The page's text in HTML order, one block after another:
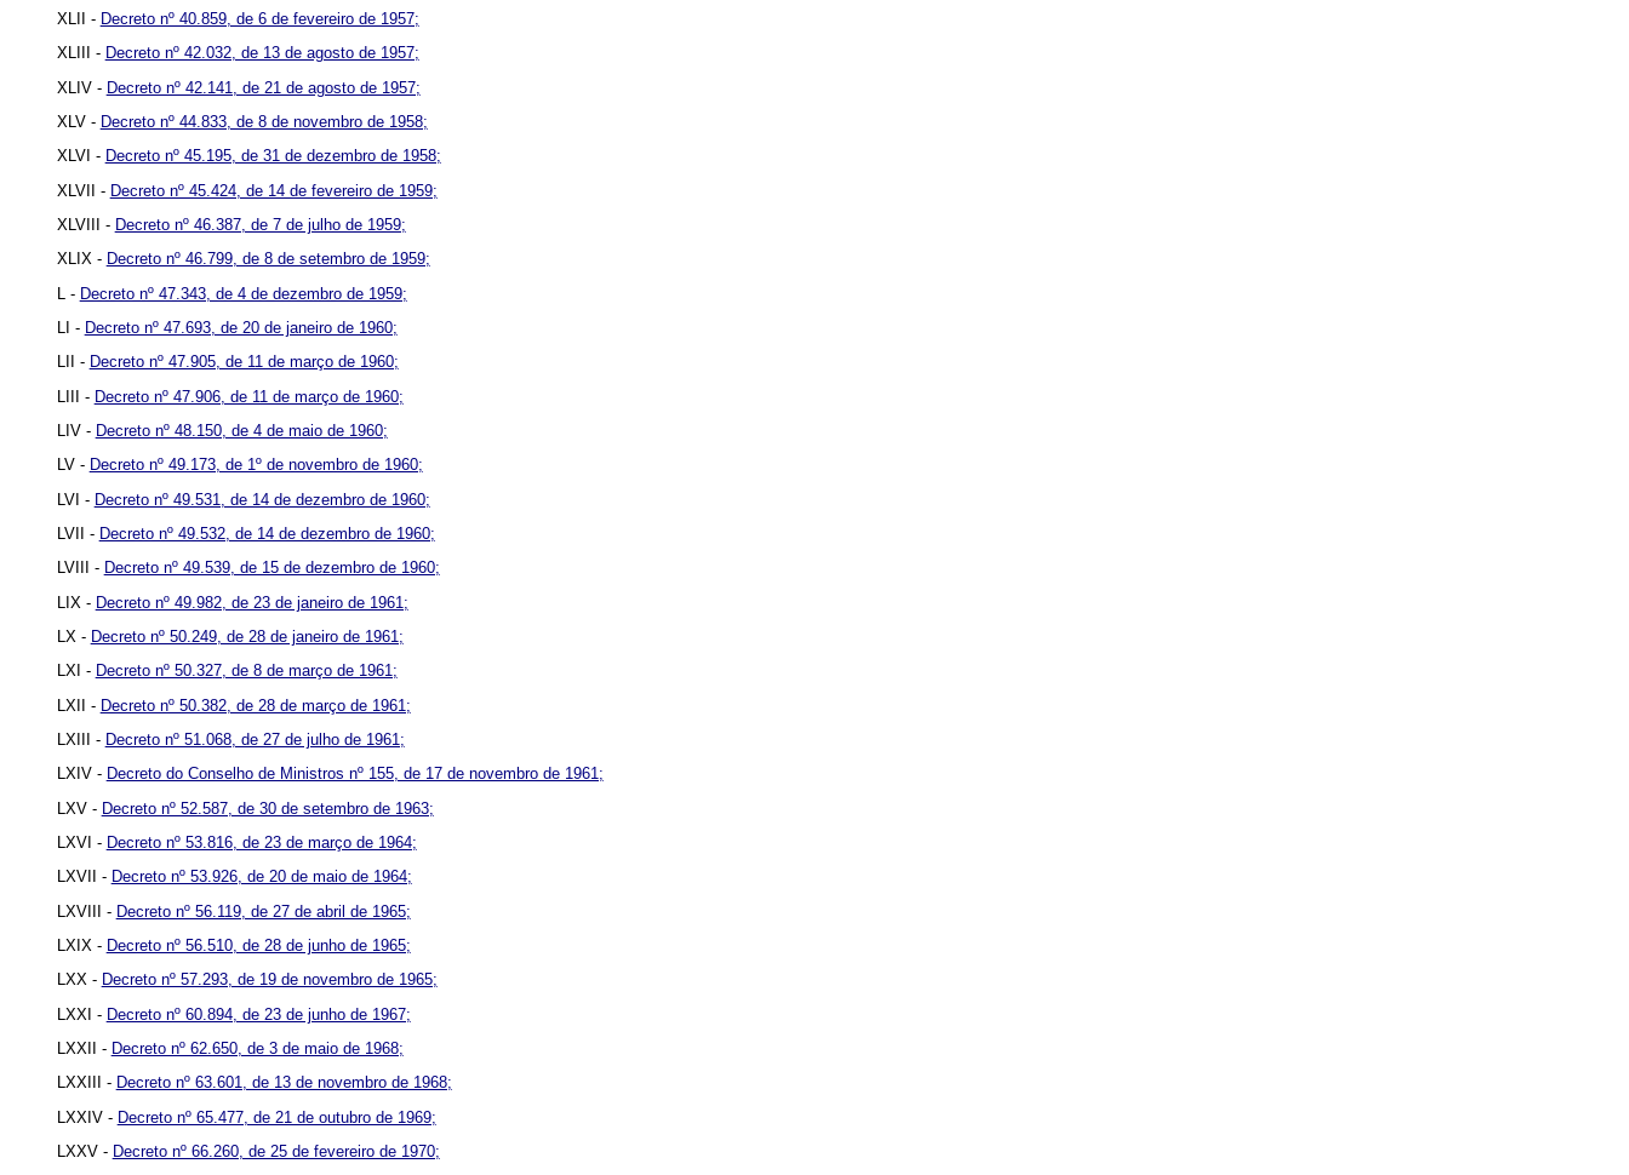
XLII - Decreto nº 40.859, de 6 de fevereiro de 1957;
XLIII - Decreto nº 42.032, de 13 de agosto de 1957;
XLIV - Decreto nº 42.141, de 21 de agosto de 1957;
XLV - Decreto nº 44.833, de 8 de novembro de 1958;
XLVI - Decreto nº 45.195, de 31 de dezembro de 1958;
XLVII - Decreto nº 45.424, de 14 de fevereiro de 1959;
XLVIII - Decreto nº 46.387, de 7 de julho de 1959;
XLIX - Decreto nº 46.799, de 8 de setembro de 1959;
L - Decreto nº 47.343, de 4 de dezembro de 1959;
LI - Decreto nº 47.693, de 20 de janeiro de 1960;
LII - Decreto nº 47.905, de 11 de março de 1960;
LIII - Decreto nº 47.906, de 11 de março de 1960;
LIV - Decreto nº 48.150, de 4 de maio de 1960;
LV - Decreto nº 49.173, de 1º de novembro de 1960;
LVI - Decreto nº 49.531, de 14 de dezembro de 1960;
LVII - Decreto nº 49.532, de 14 de dezembro de 1960;
LVIII - Decreto nº 49.539, de 15 de dezembro de 1960;
LIX - Decreto nº 49.982, de 23 de janeiro de 1961;
LX - Decreto nº 50.249, de 28 de janeiro de 1961;
LXI - Decreto nº 50.327, de 8 de março de 1961;
LXII - Decreto nº 50.382, de 28 de março de 1961;
LXIII - Decreto nº 51.068, de 27 de julho de 1961;
LXIV - Decreto do Conselho de Ministros nº 155, de 17 de novembro de 1961;
LXV - Decreto nº 52.587, de 30 de setembro de 1963;
LXVI - Decreto nº 53.816, de 23 de março de 1964;
LXVII - Decreto nº 53.926, de 20 de maio de 1964;
LXVIII - Decreto nº 56.119, de 27 de abril de 1965;
LXIX - Decreto nº 56.510, de 28 de junho de 1965;
LXX - Decreto nº 57.293, de 19 de novembro de 1965;
LXXI - Decreto nº 60.894, de 23 de junho de 1967;
LXXII - Decreto nº 62.650, de 3 de maio de 1968;
LXXIII - Decreto nº 63.601, de 13 de novembro de 1968;
LXXIV - Decreto nº 65.477, de 21 de outubro de 1969;
LXXV - Decreto nº 66.260, de 25 de fevereiro de 1970;